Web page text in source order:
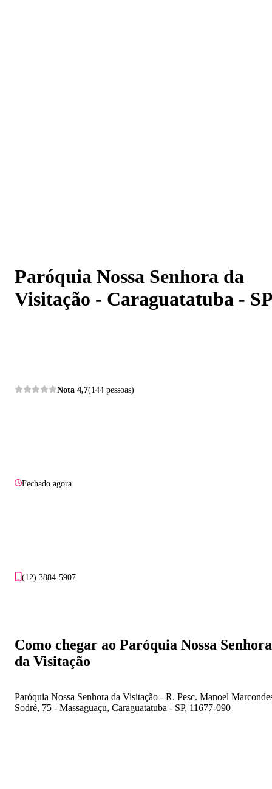
Paróquia Nossa Senhora da
Visitação - Caraguatatuba -
Nota 4,7(144 pessoas)
Fechado agora
(12) 3884-5907
Como chegar ao Paróquia Nossa Senhora
da Visitação
Paróquia Nossa Senhora da Visitação - R. Pesc. Manoel
Sodré, 75 - Massaguaçu, Caraguatatuba - SP, 11677-090